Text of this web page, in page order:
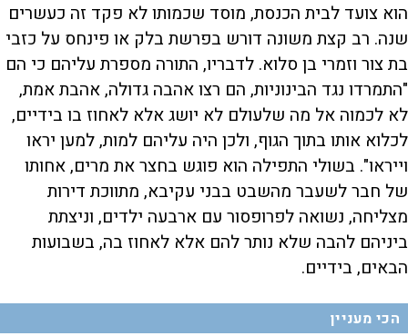
הוא צועד לבית הכנסת, מוסד שכמותו לא פקד זה כעשרים
שנה. רב קצת משונה דורש בפרשת בלק או פינחס על כזבי
בת צור וזמרי בן סלוא. לדבריו, התורה מספרת עליהם כי הם
"התמרדו נגד הבינוניות, הם רצו אהבה גדולה, אהבת אמת,
לא לכמוה אל מה שלעולם לא יושג אלא לאחוז בו בידיים,
לכלוא אותו בתוך הגוף, ולכן היה עליהם למות, למען יראו
וייראו". בשולי התפילה הוא פוגש בחצר את מרים, אחותו
של חבר לשעבר מהשבט בבני עקיבא, מתווכת דירות
מצליחה, נשואה לפרופסור עם ארבעה ילדים, וניצתת
ביניהם להבה שלא נותר להם אלא לאחוז בה, בשבועות
הבאים, בידיים.
הכי מעניין